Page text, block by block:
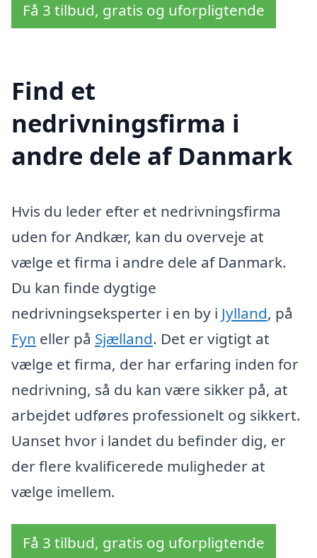
Få 3 tilbud, gratis og uforpligtende
Find et
nedrivningsfirma i
andre dele af Danmark
Hvis du leder efter et nedrivningsfirma
uden for Andkær, kan du overveje at
vælge et firma i andre dele af Danmark.
Du kan finde dygtige
nedrivningseksperter i en by i Jylland, på
Fyn eller på Sjælland. Det er vigtigt at
vælge et firma, der har erfaring inden for
nedrivning, så du kan være sikker på, at
arbejdet udføres professionelt og sikkert.
Uanset hvor i landet du befinder dig, er
der flere kvalificerede muligheder at
vælge imellem.
Få 3 tilbud, gratis og uforpligtende